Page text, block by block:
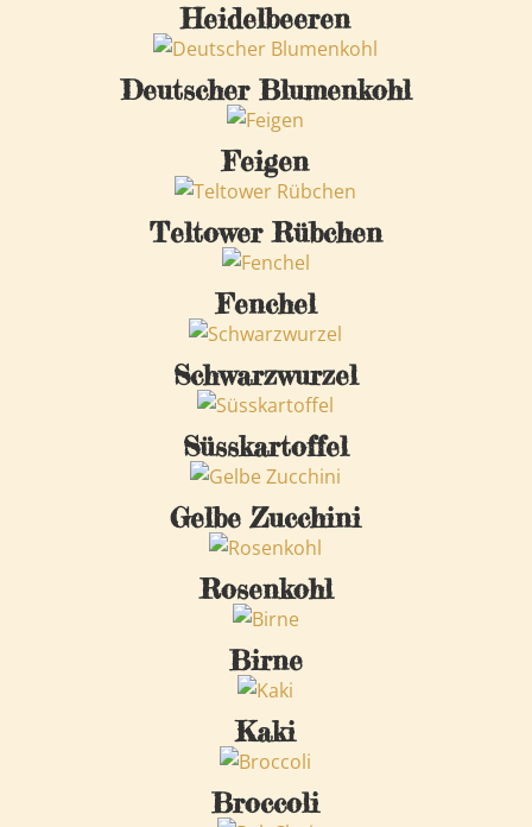
Heidelbeeren
Deutscher Blumenkohl
Feigen
Teltower Rübchen
Fenchel
Schwarzwurzel
Süsskartoffel
Gelbe Zucchini
Rosenkohl
Birne
Kaki
Broccoli